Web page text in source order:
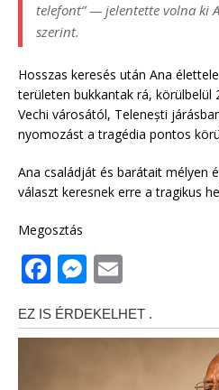
telefont” — jelentette volna ki
szerint.
Hosszas keresés után Ana
területen bukkantak rá, körülbelül
Vechi városától, Telenești
nyomozást a tragédia pontos
Ana családját és barátait mélyen
választ keresnek erre a tragikus
Megosztás
F
a
c
M
ss
e
ai
l